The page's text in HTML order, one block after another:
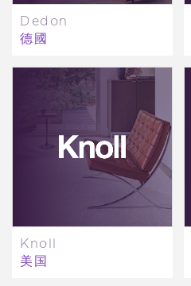
Dedon
德國
Knoll
美国